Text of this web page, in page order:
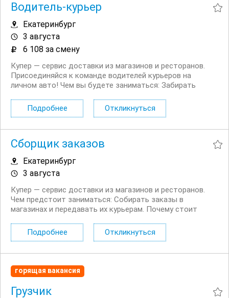
Водитель-курьер
Екатеринбург
3 августа
6 108 за смену
Купер — сервис доставки из магазинов и ресторанов.
Присоединяйся к команде водителей курьеров на
личном авто! Чем вы будете заниматься: Забирать
покупателям. Почему стоит откликнуться:
Гарантированный доход на карту каждую неделю;...
Подробнее Откликнуться
Сборщик заказов
Екатеринбург
3 августа
Купер — сервис доставки из магазинов и ресторанов.
Чем предстоит заниматься: Собирать заказы в
магазинах и передавать их курьерам. Почему стоит
неделю; Удобный график от 3 часов в день — легко
совмещать с другими...
Подробнее Откликнуться
горящая вакансия
Грузчик